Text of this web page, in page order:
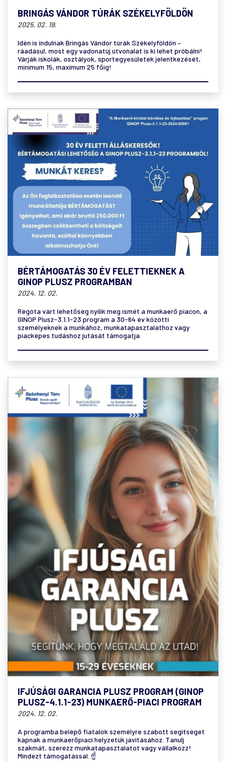
BRINGÁS VÁNDOR TÚRÁK SZÉKELYFÖLDÖN
2025. 02. 19.
Idén is indulnak Bringás Vándor túrák Székelyföldön –
ráadásul, most egy vadonatúj útvonalat is ki lehet próbálni!
Várják iskolák, osztályok, sportegyesületek jelentkezését,
minimum 15, maximum 25 főig!
BÉRTÁMOGATÁS 30 ÉV FELETTIEKNEK A
GINOP PLUSZ PROGRAMBAN
2024. 12. 02.
Régóta várt lehetőség nyílik meg ismét a munkaerő piacon, a
GINOP Plusz-3.1.1-23 program a 30-64 év közötti
személyeknek a munkához, munkatapasztalathoz vagy
piacképes tudáshoz jutását támogatja.
IFJÚSÁGI GARANCIA PLUSZ PROGRAM (GINOP
PLUSZ-4.1.1-23) MUNKAERŐ-PIACI PROGRAM
2024. 12. 02.
A programba belépő fiatalok személyre szabott segítséget
kapnak a munkaerőpiaci helyzetük javításához. Tanulj
szakmát, szerezz munkatapasztalatot vagy vállalkozz!
Mindezt támogatással. ☝️